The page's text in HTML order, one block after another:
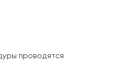
проводятся